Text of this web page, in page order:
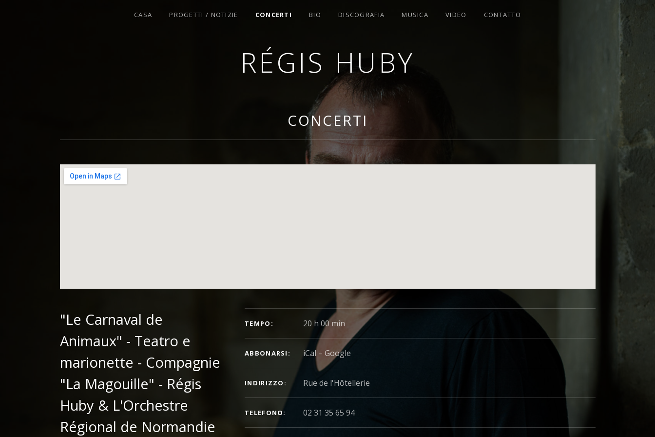
RÉGIS HUBY
CASA PROGETTI / NOTIZIE CONCERTI BIO DISCOGRAFIA MUSICA VIDEO CONTATTO
CONCERTI
"Le Carnaval de
Animaux" - Teatro e
marionette - Compagnie
"La Magouille" - Régis
Huby & L'Orchestre
Régional de Normandie
DETTAGLI DEL CONCERTO
TEMPO 20 h 00 min
ABBONARSI iCal Google
INDIRIZZO
TELEFONO 02 31 35 65 94